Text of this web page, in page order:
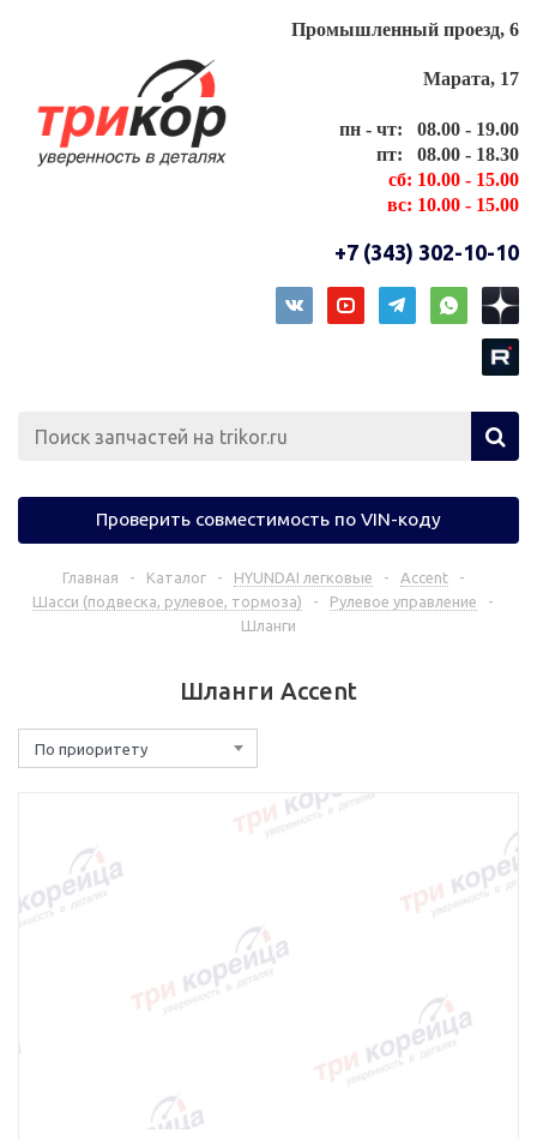
Промышленный проезд, 6
Марата, 17
пн - чт: 08.00 - 19.00
пт: 08.00 - 18.30
сб: 10.00 - 15.00
вс: 10.00 - 15.00
+7 (343) 302-10-10
Проверить совместимость по VIN-коду
Главная - Каталог - HYUNDAI легковые - Accent
-
Шасси (подвеска, рулевое, тормоза)
- Рулевое управление
-
Шланги
Шланги Accent
По приоритету